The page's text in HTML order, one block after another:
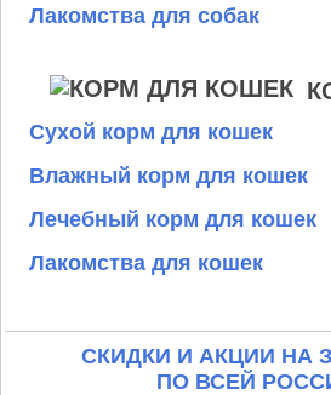
Лакомства для собак
Сухой корм для кошек
Влажный корм для кошек
Лечебный корм для кошек
Лакомства для кошек
СКИДКИ И АКЦИИ НА
ПО ВСЕЙ